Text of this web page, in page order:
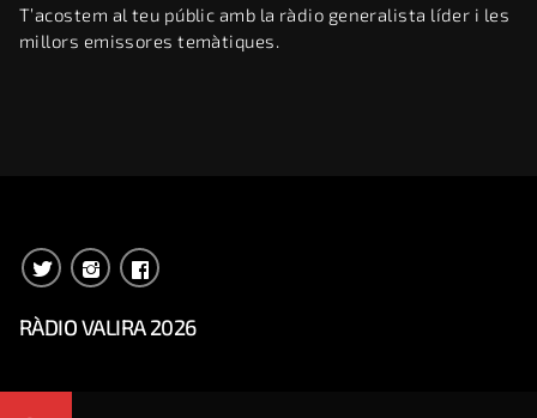
T’acostem al teu públic amb la ràdio generalista líder i les
millors emissores temàtiques.
RÀDIO VALIRA 2026